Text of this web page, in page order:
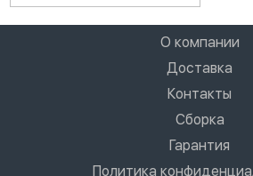
О компании
Доставка
Контакты
Сборка
Гарантия
Политика